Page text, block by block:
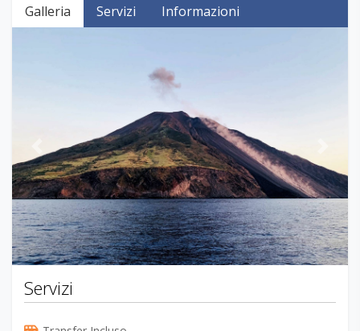
Galleria Servizi Informazioni
Previous
Servizi